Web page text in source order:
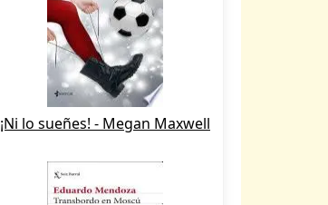
¡Ni lo sueñes! - Megan Maxwell